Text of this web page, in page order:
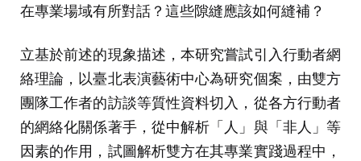
在專業場域有所對話？這些隙縫應該如何縫補？
立基於前述的現象描述，本研究嘗試引入行動者網
絡理論，以臺北表演藝術中心為研究個案，由雙方
團隊工作者的訪談等質性資料切入，從各方行動者
的網絡化關係著手，從中解析「人」與「非人」等
因素的作用，試圖解析雙方在其專業實踐過程中，